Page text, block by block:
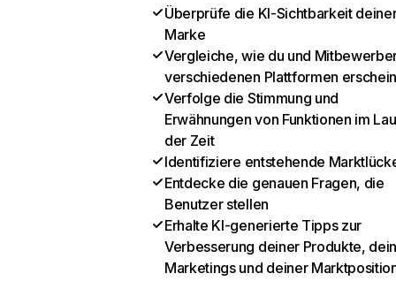
Überprüfe die KI-Sichtbarkeit
Marke
Vergleiche, wie du und
verschiedenen Plattformen
Verfolge die Stimmung und
Erwähnungen von Funktionen im
der Zeit
Identifiziere entstehende
Entdecke die genauen Fragen, die
Benutzer stellen
Erhalte KI-generierte Tipps zur
Verbesserung deiner Produkte,
Marketings und deiner